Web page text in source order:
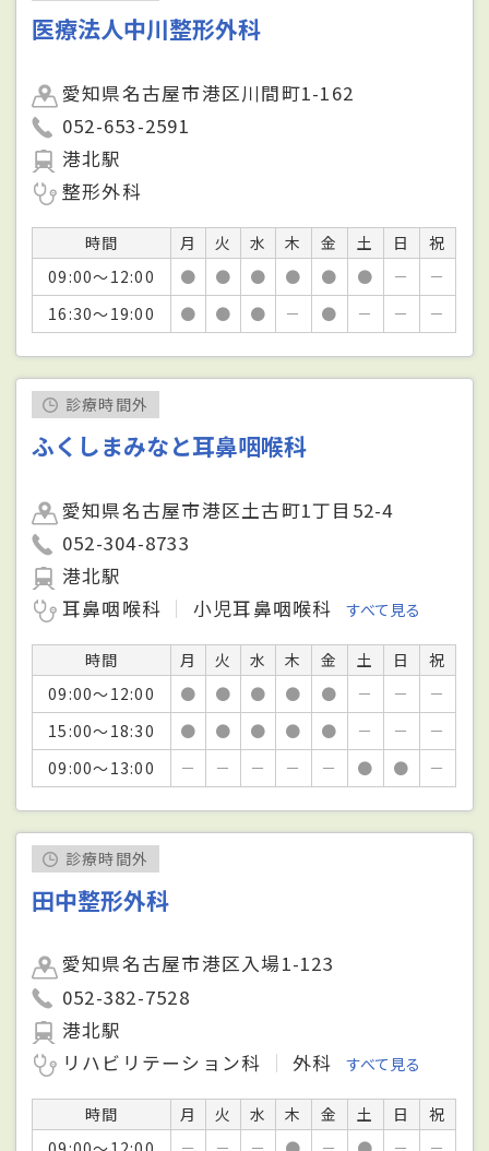
医療法人中川整形外科
愛知県名古屋市港区川間町1-162
052-653-2591
港北駅
整形外科
時間 月 火 水 木 金 土 日
祝
09:00～12:00
● ● ● ● ● ● －
－
16:30～19:00
● ● ● － ● － － －
診療時間外
ふくしまみなと耳鼻咽喉科
愛知県名古屋市港区土古町1丁目52-4
052-304-8733
港北駅
耳鼻咽喉科
小児耳鼻咽喉科 すべて見る
時間 月 火 水 木 金 土 日
祝
09:00～12:00
● ● ● ● ● － －
－
15:00～18:30
● ● ● ● ● － －
－
09:00～13:00
－ － － － － ● ● －
診療時間外
田中整形外科
愛知県名古屋市港区入場1-123
052-382-7528
港北駅
リハビリテーション科
外科 すべて見る
時間 月 火 水 木 金 土 日
祝